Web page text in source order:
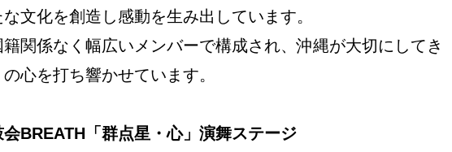
文化を創造し感動を生み出しています。
関係なく幅広いメンバーで構成され、沖縄が大切にしてき
心を打ち響かせています。
会BREATH「群点星・心」演舞ステージ